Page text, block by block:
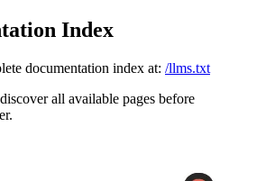
Index
documentation index at: /llms.txt
all available pages before